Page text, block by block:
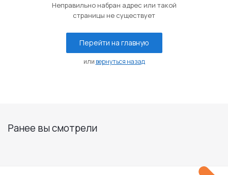
Неправильно набран адрес или такой
страницы не существует
Перейти на главную
или вернуться назад
Ранее вы смотрели